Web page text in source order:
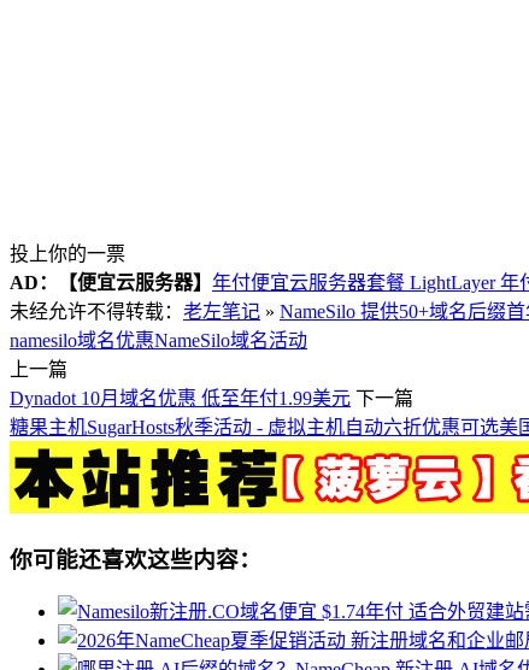
投上你的一票
AD：
【便宜云服务器】 年付便宜云服务器套餐 LightLayer 年
未经允许不得转载： 老左笔记 » NameSilo 提供50+域名后缀
namesilo域名优惠NameSilo域名活动
上一篇
Dynadot 10月域名优惠 低至年付1.99美元 下一篇
糖果主机SugarHosts秋季活动 - 虚拟主机自动六折优惠可选美
你可能还喜欢这些内容：